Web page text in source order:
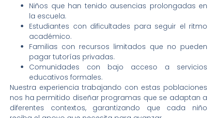
Niños que han tenido ausencias prolongadas en
la escuela.
Estudiantes con dificultades para seguir el ritmo
académico.
Familias con recursos limitados que no pueden
pagar tutorías privadas.
Comunidades con bajo acceso a servicios
educativos formales.
Nuestra experiencia trabajando con estas poblaciones
nos ha permitido diseñar programas que se adaptan a
diferentes contextos, garantizando que cada niño